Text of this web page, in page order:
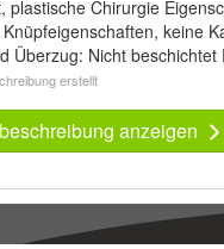
plastische Chirurgie
keine
Überzug: Nicht beschichtet
erstellt
anzeigen